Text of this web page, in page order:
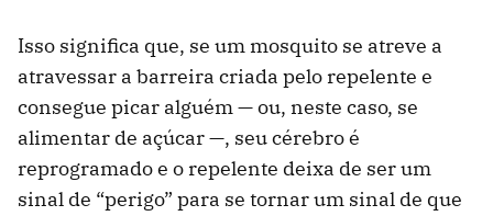
Isso significa que, se um mosquito se atreve a
atravessar a barreira criada pelo repelente e
consegue picar alguém — ou, neste caso, se
alimentar de açúcar —, seu cérebro é
reprogramado e o repelente deixa de ser um
sinal de “perigo” para se tornar um sinal de que